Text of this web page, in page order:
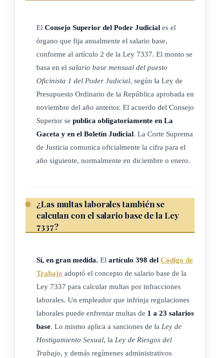
ARTÍCULO 6
Rige a partir de su publicación.
El Consejo Superior del Poder Judicial es el
órgano que fija anualmente el salario base,
conforme al artículo 2 de la Ley 7337. El monto se
basa en el salario base mensual del puesto
Oficinista 1 del Poder Judicial, según la Ley de
Presupuesto Ordinario de la República aprobada en
noviembre del año anterior. El acuerdo del Consejo
Superior se publica obligatoriamente en La
Gaceta y en el Boletín Judicial. La Corte Suprema
de Justicia comunica oficialmente la cifra para el
año siguiente, normalmente en diciembre o enero.
¿Las multas laborales también se
calculan con el salario base de la Ley
7337?
Sí, en gran medida. El artículo 398 del Código de
Trabajo adoptó el concepto de salario base de la
Ley 7337 para calcular multas por infracciones
laborales. Un empleador que infrinja regulaciones
laborales puede enfrentar multas de 1 a 23 salarios
base. Lo mismo aplica a sanciones de la Ley de
Hostigamiento Sexual, la Ley de Riesgos del
Trabajo, y demás regímenes administrativos